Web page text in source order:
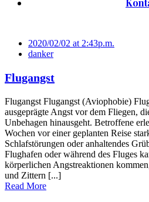
2020/02/02 at 2:43p.m.
danker
Flugangst
Flugangst Flugangst (Aviophobie)
ausgeprägte Angst vor dem Fliegen,
Unbehagen hinausgeht. Betroffene
Wochen vor einer geplanten Reise
Schlafstörungen oder anhaltendes
Flughafen oder während des Fluges
körperlichen Angstreaktionen
und Zittern [...]
Read More